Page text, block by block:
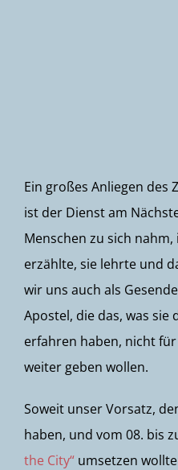
Ein großes Anliegen des
ist der Dienst am
Menschen zu sich
erzählte, sie lehrte und
wir uns auch als
Apostel, die das, was
erfahren haben, nicht
weiter geben wollen.
Soweit unser Vorsatz,
haben, und vom 08. bis
the City“ umsetzen